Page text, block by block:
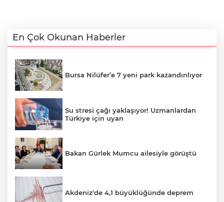
En Çok Okunan Haberler
Bursa Nilüfer’e 7 yeni park kazandırılıyor
Su stresi çağı yaklaşıyor! Uzmanlardan
Türkiye için uyarı
Bakan Gürlek Mumcu ailesiyle görüştü
Akdeniz'de 4,1 büyüklüğünde deprem